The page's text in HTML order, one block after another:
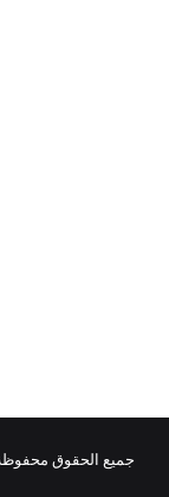
جميع الحقوق